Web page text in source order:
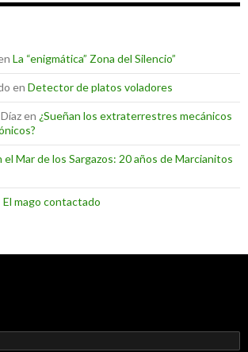
La “enigmática” Zona del Silencio”
en Detector de platos voladores
en ¿Sueñan los extraterrestres mecánicos
el Mar de los Sargazos: 20 años de Marcianitos
El mago contactado